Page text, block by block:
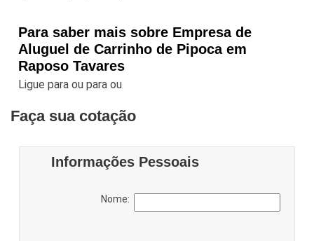
Para saber mais sobre Empresa de
Aluguel de Carrinho de Pipoca em
Raposo Tavares
Ligue paraou paraou
Faça sua cotação
Informações Pessoais
Nome: